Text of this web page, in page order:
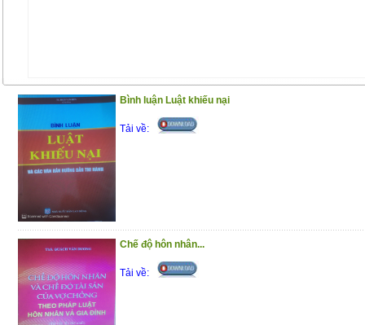
Bình luận Luật khiếu nại
Tải về:
Chế độ hôn nhân...
Tải về: